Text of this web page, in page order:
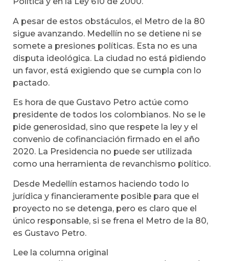
A pesar de estos obstáculos, el Metro de la 80
sigue avanzando. Medellín no se detiene ni se
somete a presiones políticas. Esta no es una
disputa ideológica. La ciudad no está pidiendo
un favor, está exigiendo que se cumpla con lo
pactado.
Es hora de que Gustavo Petro actúe como
presidente de todos los colombianos. No se le
pide generosidad, sino que respete la ley y el
convenio de cofinanciación firmado en el año
2020. La Presidencia no puede ser utilizada
como una herramienta de revanchismo político.
Desde Medellín estamos haciendo todo lo
jurídica y financieramente posible para que el
proyecto no se detenga, pero es claro que el
único responsable, si se frena el Metro de la 80,
es Gustavo Petro.
Lee la columna original